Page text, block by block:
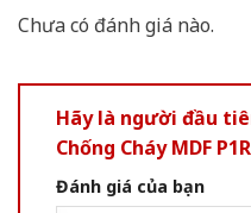
Chưa có đánh giá nào.
Hãy là người đầu
Chống Cháy MDF
Đánh giá của bạn